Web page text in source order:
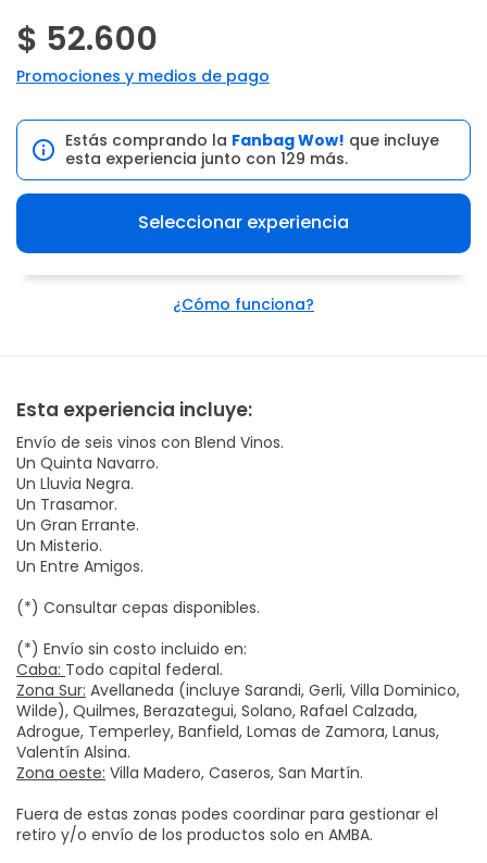
$ 52.600
Promociones y medios de pago
Estás comprando la Fanbag Wow! que incluye
esta experiencia junto con 129 más.
Seleccionar experiencia
¿Cómo funciona?
Esta experiencia incluye:
Envío de seis vinos con Blend Vinos.
Un Quinta Navarro.
Un Lluvia Negra.
Un Trasamor.
Un Gran Errante.
Un Misterio.
Un Entre Amigos.
(*) Consultar cepas disponibles.
(*) Envío sin costo incluido en:
Caba: Todo capital federal.
Zona Sur: Avellaneda (incluye Sarandi, Gerli, Villa Dominico,
Wilde), Quilmes, Berazategui, Solano, Rafael Calzada,
Adrogue, Temperley, Banfield, Lomas de Zamora, Lanus,
Valentín Alsina.
Zona oeste: Villa Madero, Caseros, San Martín.
Fuera de estas zonas podes coordinar para gestionar el
retiro y/o envío de los productos solo en AMBA.